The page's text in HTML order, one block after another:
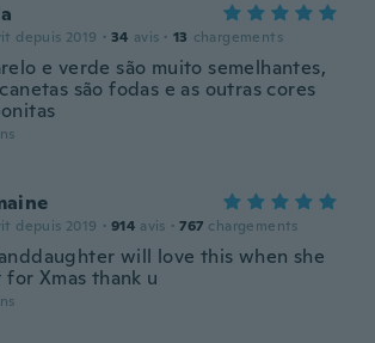
depuis 2019 · 34 avis · 13 chargements
e verde são muito semelhantes,
são fodas e as outras cores
depuis 2019 · 914 avis · 767 chargements
will love this when she
Xmas thank u